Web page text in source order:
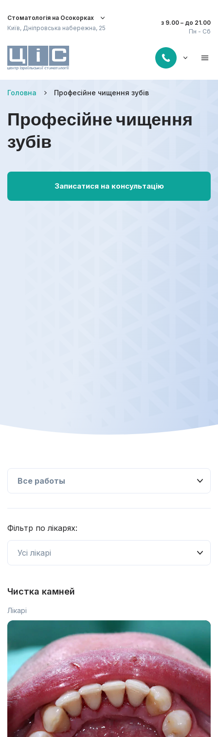
Стоматологія на Осокорках
Київ, Дніпровська набережна, 25
Пн - Сб
з 9.00 – до 21.00
Головна Професійне чищення зубів
Професійне чищення
зубів
Записатися на консультацію
Фільтр по лікарях:
Чистка камней
Лікарі